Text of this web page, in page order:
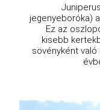
jegenyeboróka)
Ez az
kisebb
sövényként való